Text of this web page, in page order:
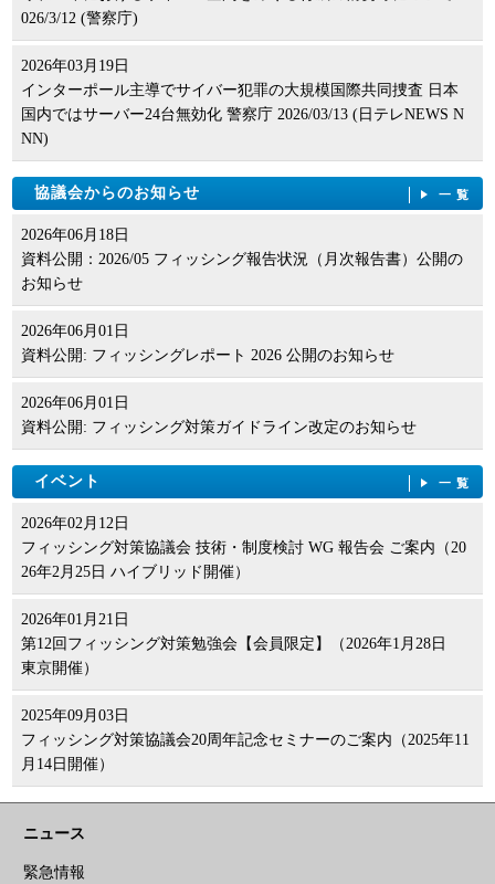
026/3/12 (警察庁)
2026年03月19日
インターポール主導でサイバー犯罪の大規模国際共同捜査 日本
国内ではサーバー24台無効化 警察庁 2026/03/13 (日テレNEWS N
NN)
協議会からのお知らせ 一覧
2026年06月18日
資料公開：2026/05 フィッシング報告状況（月次報告書）公開の
お知らせ
2026年06月01日
資料公開: フィッシングレポート 2026 公開のお知らせ
2026年06月01日
資料公開: フィッシング対策ガイドライン改定のお知らせ
イベント 一覧
2026年02月12日
フィッシング対策協議会 技術・制度検討 WG 報告会 ご案内（20
26年2月25日 ハイブリッド開催）
2026年01月21日
第12回フィッシング対策勉強会【会員限定】（2026年1月28日
東京開催）
2025年09月03日
フィッシング対策協議会20周年記念セミナーのご案内（2025年11
月14日開催）
ニュース
緊急情報